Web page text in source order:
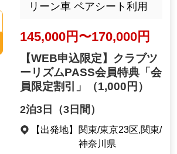
リーン車 ペアシート利用
145,000円〜170,000円
【WEB申込限定】クラブツ
ーリズムPASS会員特典「会
員限定割引」
（1,000円）
2泊3日（3日間）
【出発地】 関東/東京23区,関東/
神奈川県